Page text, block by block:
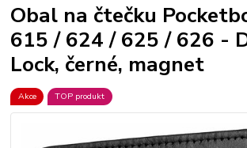
Obal na čtečku
615 / 624 / 625 / 626 -
Lock, černé, magnet
Akce TOP produkt